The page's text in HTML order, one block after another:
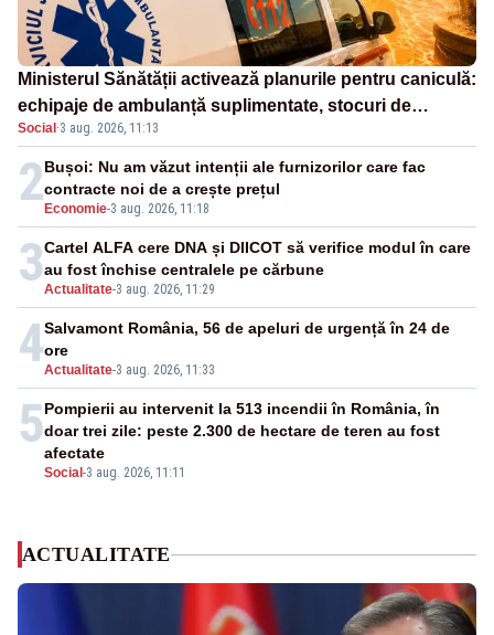
Ministerul Sănătății activează planurile pentru caniculă:
echipaje de ambulanță suplimentate, stocuri de
medicamente verificate și puncte de apă în spațiile
publice
Social ·3 aug. 2026, 11:13
2 Economie-3 aug. 2026, 11:18
Bușoi: Nu am văzut intenții ale furnizorilor care fac
contracte noi de a crește prețul
3Actualitate-3 aug. 2026, 11:29
Cartel ALFA cere DNA și DIICOT să verifice modul în care
au fost închise centralele pe cărbune
4Actualitate-3 aug. 2026, 11:33
Salvamont România, 56 de apeluri de urgență în 24 de
ore
5
Social -3 aug. 2026, 11:11
Pompierii au intervenit la 513 incendii în România, în
doar trei zile: peste 2.300 de hectare de teren au fost
afectate
ACTUALITATE